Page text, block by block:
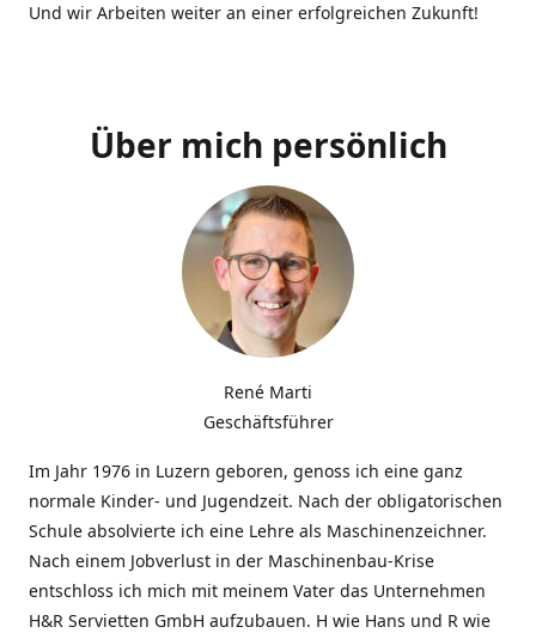
Und wir Arbeiten weiter an einer erfolgreichen Zukunft!
Über mich persönlich
René Marti
Geschäftsführer
Im Jahr 1976 in Luzern geboren, genoss ich eine ganz
normale Kinder- und Jugendzeit. Nach der obligatorischen
Schule absolvierte ich eine Lehre als Maschinenzeichner.
Nach einem Jobverlust in der Maschinenbau-Krise
entschloss ich mich mit meinem Vater das Unternehmen
H&R Servietten GmbH aufzubauen. H wie Hans und R wie